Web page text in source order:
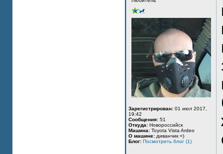
Зарегистрирован: 01 июл 2017,
19:42
Сообщения: 51
Откуда: Новороссийск
Машина: Toyota Vista Ardeo
О машине: диванчик =)
Блог: Посмотреть блог (1)